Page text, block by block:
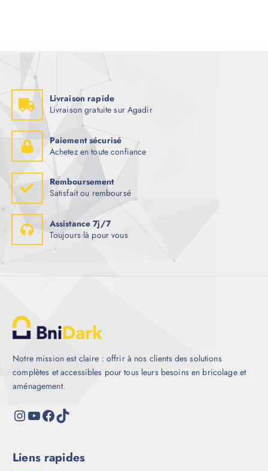
Livraison rapide
Livraison gratuite sur Agadir
Paiement sécurisé
Achetez en toute confiance
Remboursement
Satisfait ou remboursé
Assistance 7j/7
Toujours là pour vous
Notre mission est claire : offrir à nos clients des solutions
complètes et accessibles pour tous leurs besoins en bricolage et
aménagement.
Liens rapides